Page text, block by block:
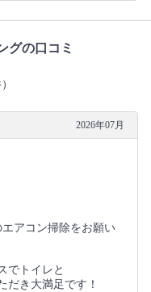
グの口コミ
2026年07月
アコン掃除をお願い
でトイレと
だき大満足です！